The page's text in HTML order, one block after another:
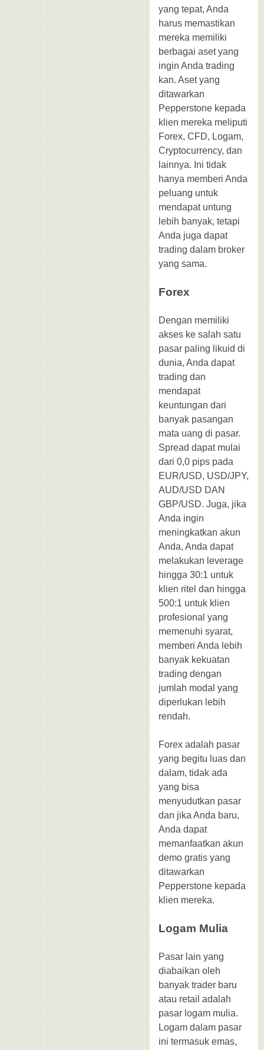
yang tepat, Anda
harus memastikan
mereka memiliki
berbagai aset yang
ingin Anda trading
kan. Aset yang
ditawarkan
Pepperstone kepada
klien mereka meliputi
Forex, CFD, Logam,
Cryptocurrency, dan
lainnya. Ini tidak
hanya memberi Anda
peluang untuk
mendapat untung
lebih banyak, tetapi
Anda juga dapat
trading dalam broker
yang sama.
Forex
Dengan memiliki
akses ke salah satu
pasar paling likuid di
dunia, Anda dapat
trading dan
mendapat
keuntungan dari
banyak pasangan
mata uang di pasar.
Spread dapat mulai
dari 0,0 pips pada
EUR/USD, USD/JPY,
AUD/USD DAN
GBP/USD. Juga, jika
Anda ingin
meningkatkan akun
Anda, Anda dapat
melakukan leverage
hingga 30:1 untuk
klien ritel dan hingga
500:1 untuk klien
profesional yang
memenuhi syarat,
memberi Anda lebih
banyak kekuatan
trading dengan
jumlah modal yang
diperlukan lebih
rendah.
Forex adalah pasar
yang begitu luas dan
dalam, tidak ada
yang bisa
menyudutkan pasar
dan jika Anda baru,
Anda dapat
memanfaatkan akun
demo gratis yang
ditawarkan
Pepperstone kepada
klien mereka.
Logam Mulia
Pasar lain yang
diabaikan oleh
banyak trader baru
atau retail adalah
pasar logam mulia.
Logam dalam pasar
ini termasuk emas,